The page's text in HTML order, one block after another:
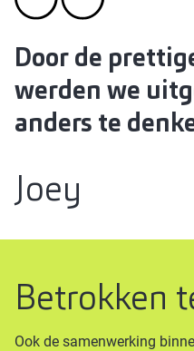
Door de
werden we
anders te
Joey
Betrokken
Ook de samenwerking